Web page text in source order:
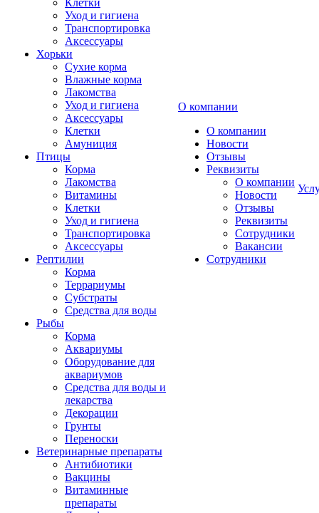
Клетки
Уход и гигиена
Транспортировка
Аксессуары
Хорьки
Сухие корма
Влажные корма
Лакомства
Уход и гигиена
Аксессуары
Клетки
Амуниция
Птицы
Корма
Лакомства
Витамины
Клетки
Уход и гигиена
Транспортировка
Аксессуары
Рептилии
Корма
Террариумы
Субстраты
Средства для воды
Рыбы
Корма
Аквариумы
Оборудование для
аквариумов
Средства для воды и
лекарства
Декорации
Грунты
Переноски
Ветеринарные препараты
Антибиотики
Вакцины
Витаминные
препараты
О компании
О компании
Новости
Отзывы
Реквизиты
О компании
Новости
Отзывы
Реквизиты
Сотрудники
Вакансии
Сотрудники